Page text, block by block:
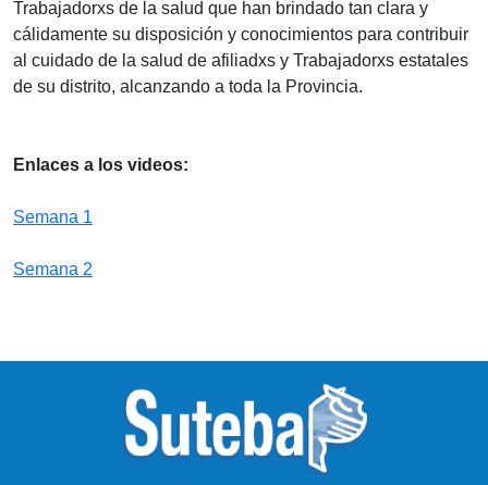
Trabajadorxs de la salud que han brindado tan clara y
cálidamente su disposición y conocimientos para contribuir
al cuidado de la salud de afiliadxs y Trabajadorxs estatales
de su distrito, alcanzando a toda la Provincia.
Enlaces a los videos:
Semana 1
Semana 2